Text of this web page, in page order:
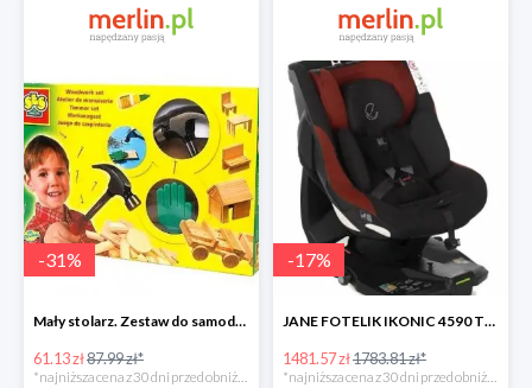
-31%
Mały stolarz. Zestaw do samodzielnego wykonania -30%
61.13 zł87.99 zł*
*najniższa cena z 30 dni przed obniżką
-17%
JANE FOTELIK IKONIC 4590 T77 NOMADS -17%
1481.57 zł1783.81 zł*
*najniższa cena z 30 dni przed obniżką